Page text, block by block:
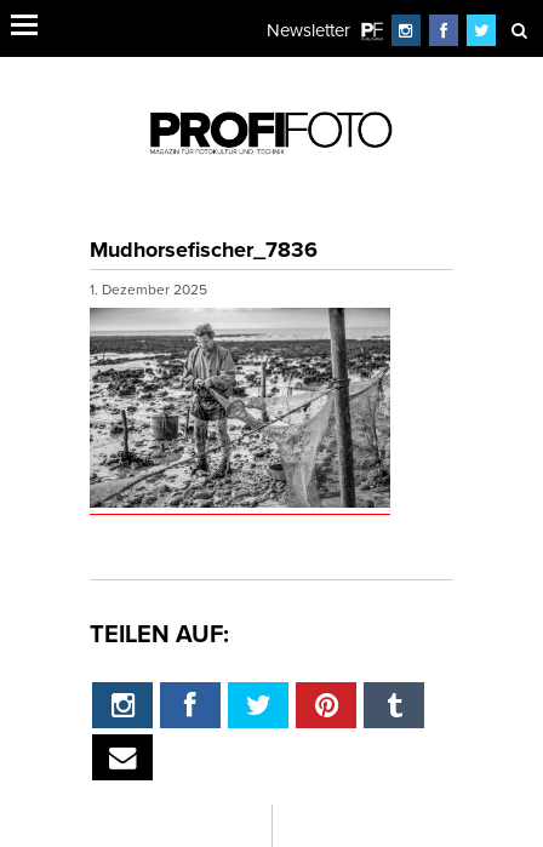
Newsletter
Mudhorsefischer_7836
1. Dezember 2025
TEILEN AUF: